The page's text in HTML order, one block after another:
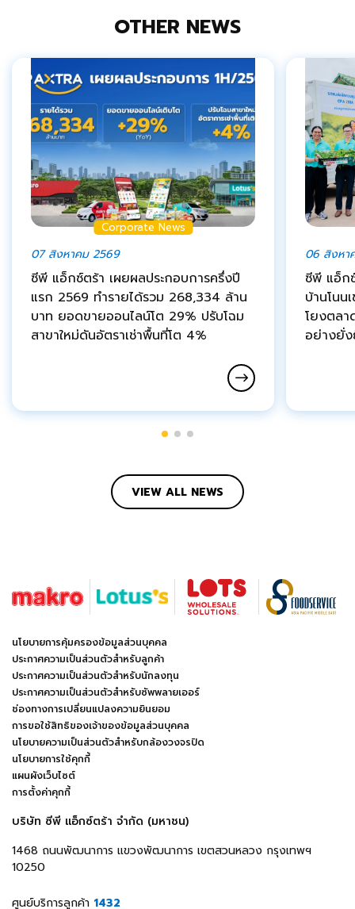
OTHER NEWS
Corporate News
07 สิงหาคม 2569
ซีพี แอ็กซ์ตร้า เผยผลประกอบการครึ่งปี
แรก 2569 ทำรายได้รวม 268,334 ล้าน
บาท ยอดขายออนไลน์โต 29% ปรับโฉม
สาขาใหม่ดันอัตราเช่าพื้นที่โต 4%
06 สิงหา
ซีพี แอ็ก
บ้านโนน
โยงตลา
อย่างยั่
VIEW ALL NEWS
นโยบายการคุ้มครองข้อมูลส่วนบุคคล
ประกาศความเป็นส่วนตัวสำหรับลูกค้า
ประกาศความเป็นส่วนตัวสำหรับนักลงทุน
ประกาศความเป็นส่วนตัวสำหรับซัพพลายเออร์
ช่องทางการเปลี่ยนแปลงความยินยอม
การขอใช้สิทธิของเจ้าของข้อมูลส่วนบุคคล
นโยบายความเป็นส่วนตัวสำหรับกล้องวงจรปิด
นโยบายการใช้คุกกี้
แผนผังเว็บไซต์
การตั้งค่าคุกกี้
บริษัท ซีพี แอ็กซ์ตร้า จำกัด (มหาชน)
1468 ถนนพัฒนาการ แขวงพัฒนาการ เขตสวนหลวง กรุงเทพฯ
10250
ศูนย์บริการลูกค้า 1432